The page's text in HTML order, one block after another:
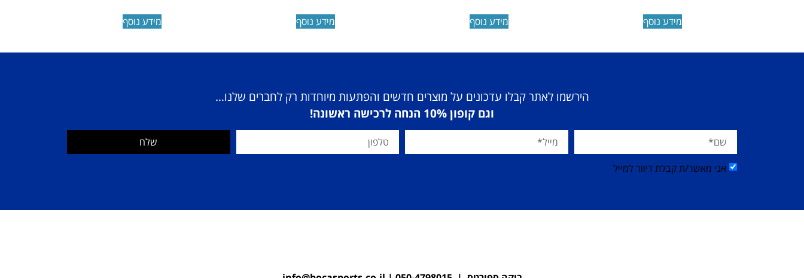
מידע נוסף מידע נוסף מידע נוסף מידע נוסף
הירשמו לאתר קבלו עדכונים על מוצרים חדשים והפתעות מיוחדות רק לחברים שלנו…
וגם קופון 10% הנחה לרכישה ראשונה!
אני מאשר/ת קבלת דיוור למייל
שלח